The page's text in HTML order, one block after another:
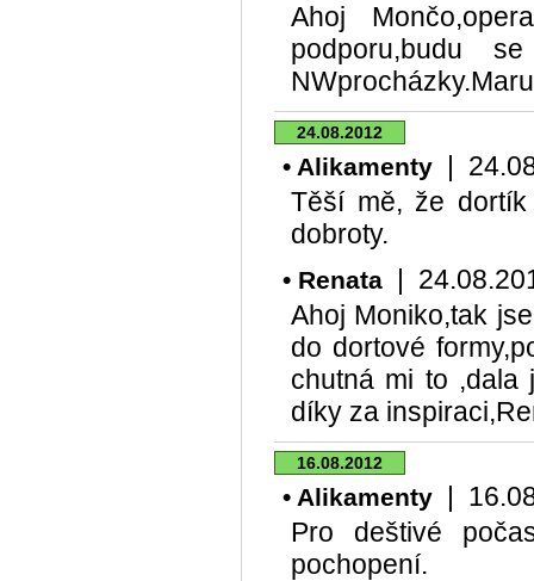
Ahoj
24.08.2012
• Alikamenty |
Těší mě, že
dobroty.
• Renata |
Ahoj Moniko,tak
do dortové
chutná mi to ,dala
díky za
16.08.2012
• Alikamenty |
Pro deštivé
pochopení.